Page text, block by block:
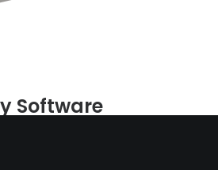
Software